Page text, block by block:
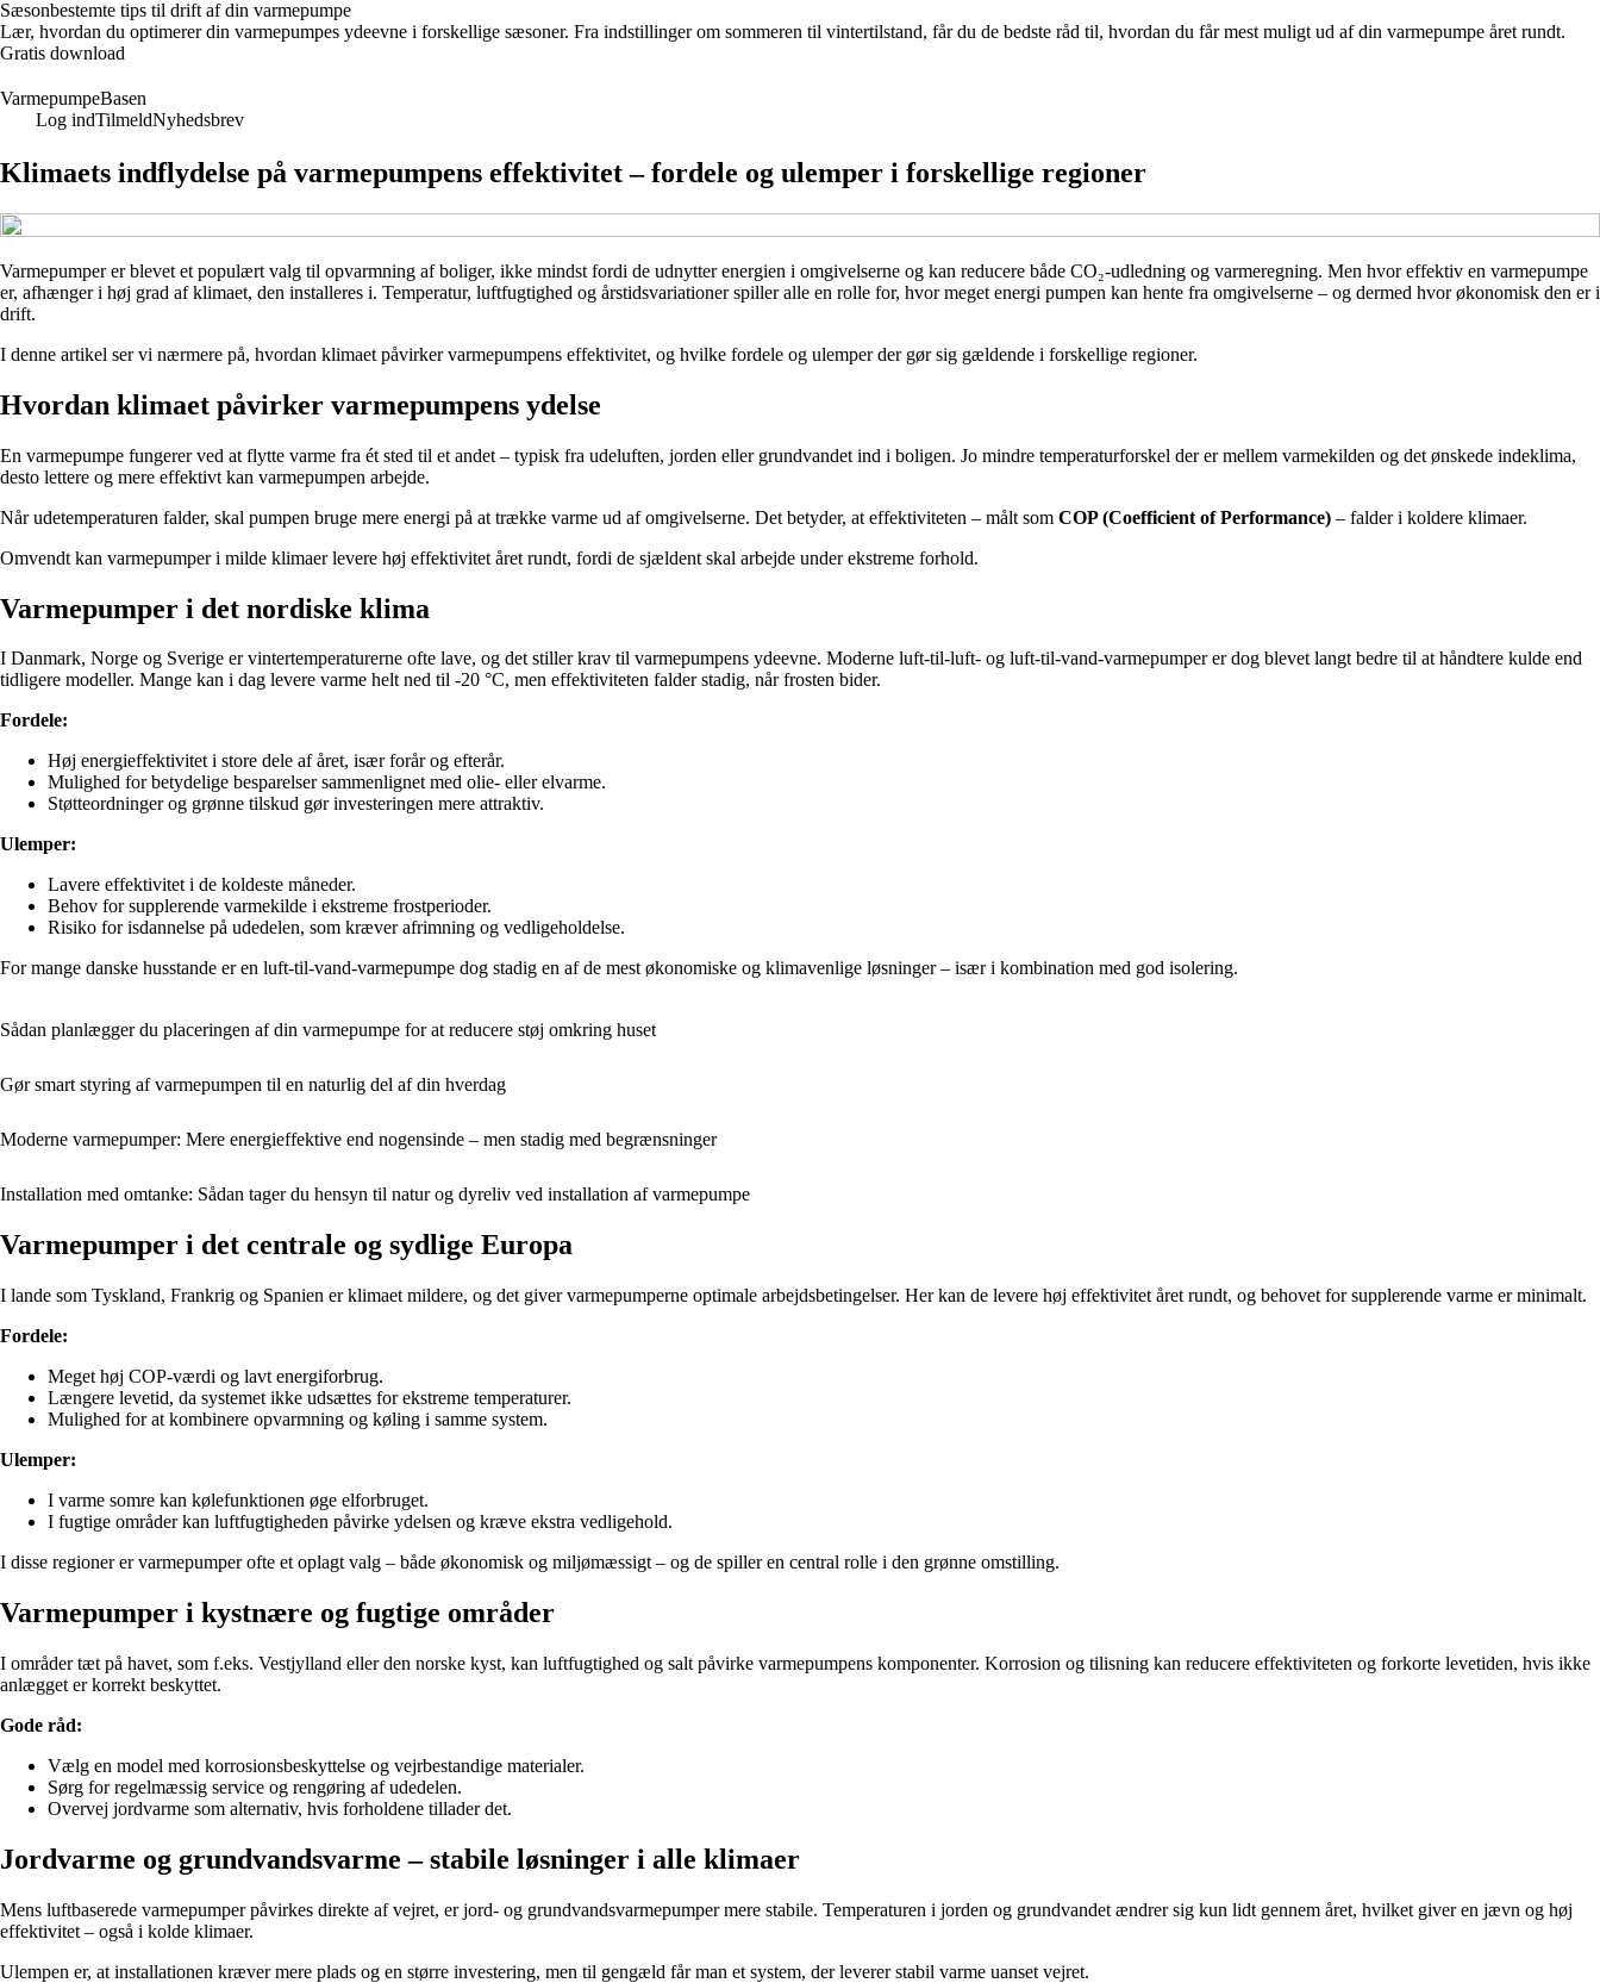
Sæsonbestemte tips til drift af din varmepumpe
Lær, hvordan du optimerer din varmepumpes ydeevne i forskellige sæsoner. Fra indstillinger om sommeren til vintertilstand, får du de bedste råd til, hvordan du får mest muligt ud af din varmepumpe året rundt.
Gratis download
VarmepumpeBasen
Log indTilmeldNyhedsbrev
Klimaets indflydelse på varmepumpens effektivitet – fordele og ulemper i forskellige regioner
Varmepumper er blevet et populært valg til opvarmning af boliger, ikke mindst fordi de udnytter energien i omgivelserne og kan reducere både CO₂-udledning og varmeregning. Men hvor effektiv en varmepumpe
er, afhænger i høj grad af klimaet, den installeres i. Temperatur, luftfugtighed og årstidsvariationer spiller alle en rolle for, hvor meget energi pumpen kan hente fra omgivelserne – og dermed hvor økonomisk den er i
drift.
I denne artikel ser vi nærmere på, hvordan klimaet påvirker varmepumpens effektivitet, og hvilke fordele og ulemper der gør sig gældende i forskellige regioner.
Hvordan klimaet påvirker varmepumpens ydelse
En varmepumpe fungerer ved at flytte varme fra ét sted til et andet – typisk fra udeluften, jorden eller grundvandet ind i boligen. Jo mindre temperaturforskel der er mellem varmekilden og det ønskede indeklima,
desto lettere og mere effektivt kan varmepumpen arbejde.
Når udetemperaturen falder, skal pumpen bruge mere energi på at trække varme ud af omgivelserne. Det betyder, at effektiviteten – målt som COP (Coefficient of Performance) – falder i koldere klimaer.
Omvendt kan varmepumper i milde klimaer levere høj effektivitet året rundt, fordi de sjældent skal arbejde under ekstreme forhold.
Varmepumper i det nordiske klima
I Danmark, Norge og Sverige er vintertemperaturerne ofte lave, og det stiller krav til varmepumpens ydeevne. Moderne luft-til-luft- og luft-til-vand-varmepumper er dog blevet langt bedre til at håndtere kulde end
tidligere modeller. Mange kan i dag levere varme helt ned til -20 °C, men effektiviteten falder stadig, når frosten bider.
Fordele:
Høj energieffektivitet i store dele af året, især forår og efterår.
Mulighed for betydelige besparelser sammenlignet med olie- eller elvarme.
Støtteordninger og grønne tilskud gør investeringen mere attraktiv.
Ulemper:
Lavere effektivitet i de koldeste måneder.
Behov for supplerende varmekilde i ekstreme frostperioder.
Risiko for isdannelse på udedelen, som kræver afrimning og vedligeholdelse.
For mange danske husstande er en luft-til-vand-varmepumpe dog stadig en af de mest økonomiske og klimavenlige løsninger – især i kombination med god isolering.
Sådan planlægger du placeringen af din varmepumpe for at reducere støj omkring huset
Gør smart styring af varmepumpen til en naturlig del af din hverdag
Moderne varmepumper: Mere energieffektive end nogensinde – men stadig med begrænsninger
Installation med omtanke: Sådan tager du hensyn til natur og dyreliv ved installation af varmepumpe
Varmepumper i det centrale og sydlige Europa
I lande som Tyskland, Frankrig og Spanien er klimaet mildere, og det giver varmepumperne optimale arbejdsbetingelser. Her kan de levere høj effektivitet året rundt, og behovet for supplerende varme er minimalt.
Fordele:
Meget høj COP-værdi og lavt energiforbrug.
Længere levetid, da systemet ikke udsættes for ekstreme temperaturer.
Mulighed for at kombinere opvarmning og køling i samme system.
Ulemper:
I varme somre kan kølefunktionen øge elforbruget.
I fugtige områder kan luftfugtigheden påvirke ydelsen og kræve ekstra vedligehold.
I disse regioner er varmepumper ofte et oplagt valg – både økonomisk og miljømæssigt – og de spiller en central rolle i den grønne omstilling.
Varmepumper i kystnære og fugtige områder
I områder tæt på havet, som f.eks. Vestjylland eller den norske kyst, kan luftfugtighed og salt påvirke varmepumpens komponenter. Korrosion og tilisning kan reducere effektiviteten og forkorte levetiden, hvis ikke
anlægget er korrekt beskyttet.
Gode råd:
Vælg en model med korrosionsbeskyttelse og vejrbestandige materialer.
Sørg for regelmæssig service og rengøring af udedelen.
Overvej jordvarme som alternativ, hvis forholdene tillader det.
Jordvarme og grundvandsvarme – stabile løsninger i alle klimaer
Mens luftbaserede varmepumper påvirkes direkte af vejret, er jord- og grundvandsvarmepumper mere stabile. Temperaturen i jorden og grundvandet ændrer sig kun lidt gennem året, hvilket giver en jævn og høj
effektivitet – også i kolde klimaer.
Ulempen er, at installationen kræver mere plads og en større investering, men til gengæld får man et system, der leverer stabil varme uanset vejret.